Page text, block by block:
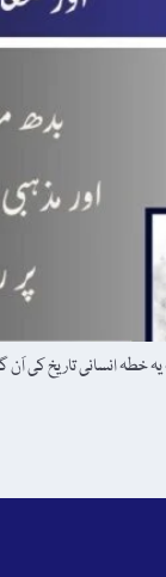
یہ خطہ انسانی تاریخ